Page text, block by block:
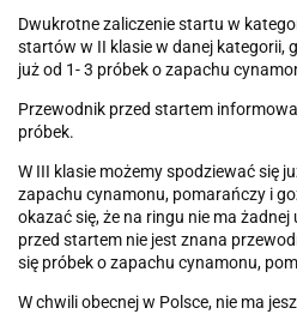
Dwukrotne zaliczenie startu w
startów w II klasie w danej kategorii,
już od 1- 3 próbek o zapachu
Przewodnik przed startem
próbek.
W III klasie możemy spodziewać się
zapachu cynamonu, pomarańczy i
okazać się, że na ringu nie ma
przed startem nie jest znana
się próbek o zapachu cynamonu,
W chwili obecnej w Polsce, nie ma